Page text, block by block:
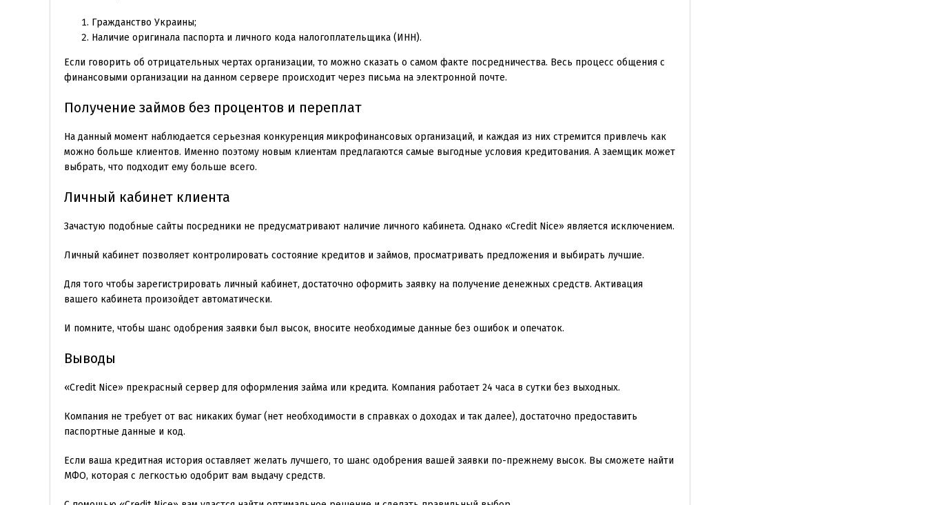
Гражданство Украины;
Наличие оригинала паспорта и личного кода налогоплательщика (ИНН).
Если говорить об отрицательных чертах организации, то можно сказать о самом факте посредничества. Весь процесс общения с
финансовыми организации на данном сервере происходит через письма на электронной почте.
Получение займов без процентов и переплат
На данный момент наблюдается серьезная конкуренция микрофинансовых организаций, и каждая из них стремится привлечь как
можно больше клиентов. Именно поэтому новым клиентам предлагаются самые выгодные условия кредитования. А заемщик может
выбрать, что подходит ему больше всего.
Личный кабинет клиента
Зачастую подобные сайты посредники не предусматривают наличие личного кабинета. Однако «Credit Nice» является исключением.
Личный кабинет позволяет контролировать состояние кредитов и займов, просматривать предложения и выбирать лучшие.
Для того чтобы зарегистрировать личный кабинет, достаточно оформить заявку на получение денежных средств. Активация
вашего кабинета произойдет автоматически.
И помните, чтобы шанс одобрения заявки был высок, вносите необходимые данные без ошибок и опечаток.
Выводы
«Credit Nice» прекрасный сервер для оформления займа или кредита. Компания работает 24 часа в сутки без выходных.
Компания не требует от вас никаких бумаг (нет необходимости в справках о доходах и так далее), достаточно предоставить
паспортные данные и код.
Если ваша кредитная история оставляет желать лучшего, то шанс одобрения вашей заявки по-прежнему высок. Вы сможете найти
МФО, которая с легкостью одобрит вам выдачу средств.